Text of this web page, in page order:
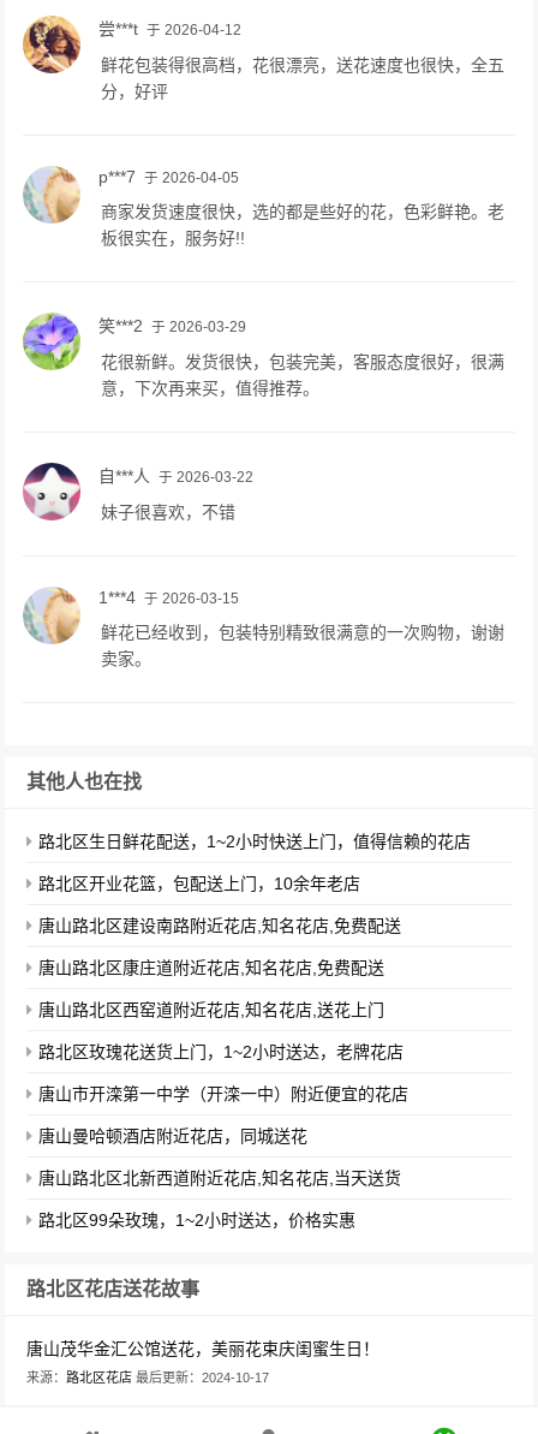
尝***t 于 2026-04-12
鲜花包装得很高档，花很漂亮，送花速度也很快，全五
分，好评
p***7 于 2026-04-05
商家发货速度很快，选的都是些好的花，色彩鲜艳。老
板很实在，服务好!!
笑***2 于 2026-03-29
花很新鲜。发货很快，包装完美，客服态度很好，很满
意，下次再来买，值得推荐。
自***人 于 2026-03-22
妹子很喜欢，不错
1***4 于 2026-03-15
鲜花已经收到，包装特别精致很满意的一次购物，谢谢
卖家。
其他人也在找
路北区生日鲜花配送，1~2小时快送上门，值得信赖的花店
路北区开业花篮，包配送上门，10余年老店
唐山路北区建设南路附近花店,知名花店,免费配送
唐山路北区康庄道附近花店,知名花店,免费配送
唐山路北区西窑道附近花店,知名花店,送花上门
路北区玫瑰花送货上门，1~2小时送达，老牌花店
唐山市开滦第一中学（开滦一中）附近便宜的花店
唐山曼哈顿酒店附近花店，同城送花
唐山路北区北新西道附近花店,知名花店,当天送货
路北区99朵玫瑰，1~2小时送达，价格实惠
路北区花店送花故事
唐山茂华金汇公馆送花，美丽花束庆闺蜜生日！
来源： 路北区花店 最后更新：2024-10-17